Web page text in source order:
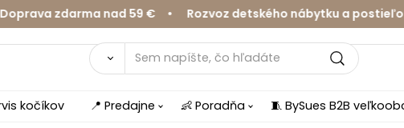
nad 59 € • Rozvoz detského nábytku a postieľok v
kočíkov 📍 Predajne 👶 Poradňa 🧵 BySues B2B